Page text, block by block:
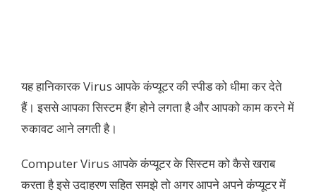
यह हानिकारक Virus आपके कंप्यूटर की स्पीड को धीमा कर देते
हैं। इससे आपका सिस्टम हैंग होने लगता है और आपको काम करने में
रुकावट आने लगती है।
Computer Virus आपके कंप्यूटर के सिस्टम को कैसे खराब
करता है इसे उदाहरण सहित समझे तो अगर आपने अपने कंप्यूटर में